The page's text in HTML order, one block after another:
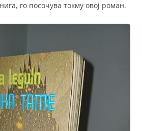
го посочува токму овој роман.